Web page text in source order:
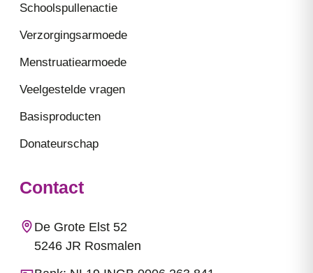
Schoolspullenactie
Verzorgingsarmoede
Menstruatiearmoede
Veelgestelde vragen
Basisproducten
Donateurschap
Contact
De Grote Elst 52
5246 JR Rosmalen